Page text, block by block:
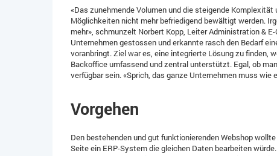
«Das zunehmende Volumen und die steigende
Möglichkeiten nicht mehr befriedigend bewältigt werden.
mehr», schmunzelt Norbert Kopp, Leiter Administration &
Unternehmen gestossen und erkannte rasch den Bedarf
voranbringt. Ziel war es, eine integrierte Lösung zu finden,
Backoffice umfassend und zentral unterstützt. Egal, ob
verfügbar sein. «Sprich, das ganze Unternehmen muss
Vorgehen
Den bestehenden und gut funktionierenden Webshop
Seite ein ERP-System die gleichen Daten bearbeiten